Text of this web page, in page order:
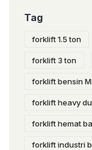
Tag
forklift 1.5 ton
forklift 3 ton
forklift bensin
forklift heavy
forklift hemat
forklift industri